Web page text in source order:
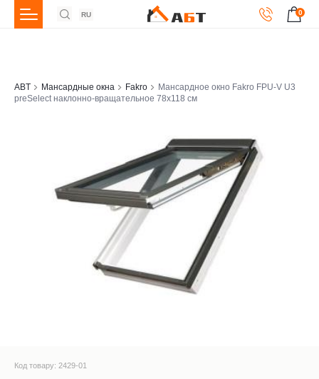
RU 0
ABT Мансардные окна Fakro
Мансардное окно Fakro FPU-V U3
preSelect наклонно-вращательное 78x118 см
Код товару: 2429-01